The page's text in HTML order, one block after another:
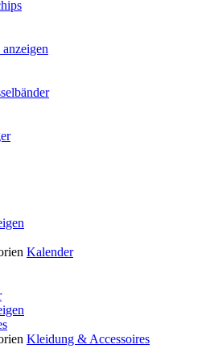
Kalender
Kleidung & Accessoires